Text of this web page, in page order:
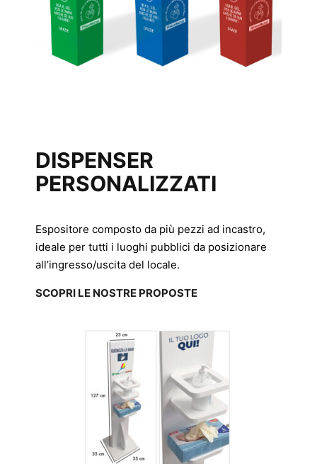
DISPENSER
PERSONALIZZATI
Espositore composto da più pezzi ad incastro,
ideale per tutti i luoghi pubblici da posizionare
all’ingresso/uscita del locale.
SCOPRI LE NOSTRE PROPOSTE